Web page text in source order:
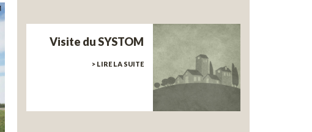
Visite du SYSTOM
> LIRE LA SUITE